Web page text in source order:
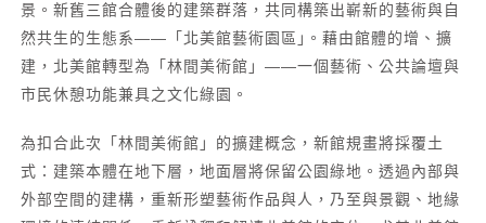
景。新舊三館合體後的建築群落，共同構築出嶄新的藝術與自
然共生的生態系——「北美館藝術園區｣。藉由館體的增、擴
建，北美館轉型為「林間美術館」——一個藝術、公共論壇與
市民休憩功能兼具之文化綠園。
為扣合此次「林間美術館」的擴建概念，新館規畫將採覆土
式：建築本體在地下層，地面層將保留公園綠地。透過內部與
外部空間的建構，重新形塑藝術作品與人，乃至與景觀、地緣